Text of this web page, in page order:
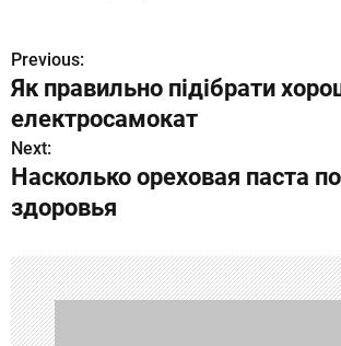
Н
а
в
и
а
ц
Previous:
Як правильно підібрати
електросамокат
Next:
Насколько ореховая паста
здоровья